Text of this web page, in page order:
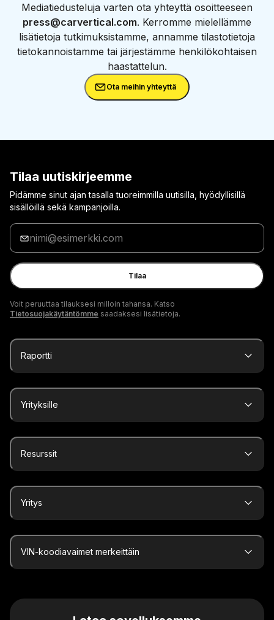
Mediatiedusteluja varten ota yhteyttä osoitteeseen
press@carvertical.com. Kerromme mielellämme
lisätietoja tutkimuksistamme, annamme tilastotietoja
tietokannoistamme tai järjestämme henkilökohtaisen
haastattelun.
Ota meihin yhteyttä
Tilaa uutiskirjeemme
Pidämme sinut ajan tasalla tuoreimmilla uutisilla, hyödyllisillä
sisällöillä sekä kampanjoilla.
Anna
sähköpostiosoitteesi
Tilaa
Voit peruuttaa tilauksesi milloin tahansa. Katso
Tietosuojakäytäntömme saadaksesi lisätietoja.
Raportti
Yrityksille
Resurssit
Yritys
VIN-koodiavaimet merkeittäin